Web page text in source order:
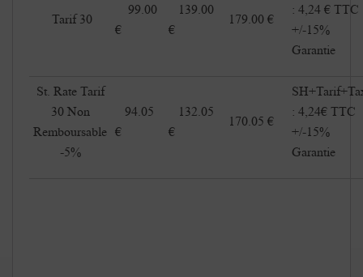
Tarif 30
99.00
€
139.00
€
179.00 €
: 4,24 € TTC
+/-15%
Garantie
St. Rate Tarif
30 Non
Remboursable
-5%
94.05
€
132.05
€
170.05 €
: 4,24€
+/-15%
Garantie